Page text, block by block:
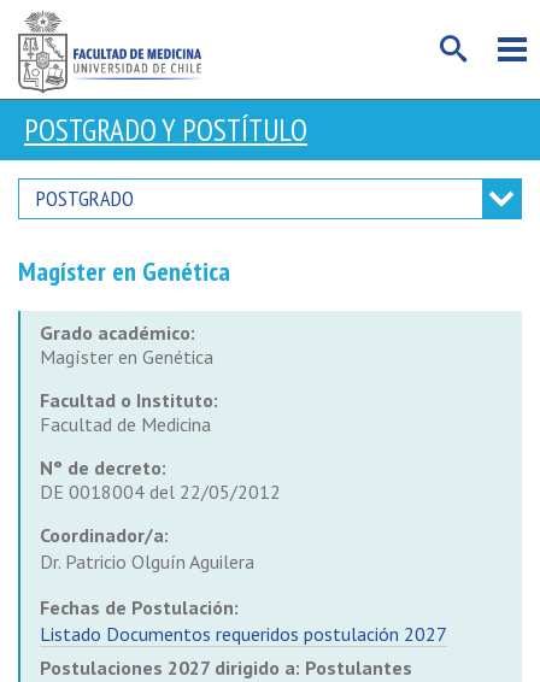
POSTGRADO Y POSTÍTULO
POSTGRADO
Magíster en Genética
Grado académico:
Magíster en Genética
Facultad o Instituto:
Facultad de Medicina
N° de decreto:
DE 0018004 del 22/05/2012
Coordinador/a:
Dr. Patricio Olguín Aguilera
Fechas de Postulación:
Listado Documentos requeridos postulación 2027
Postulaciones 2027 dirigido a: Postulantes